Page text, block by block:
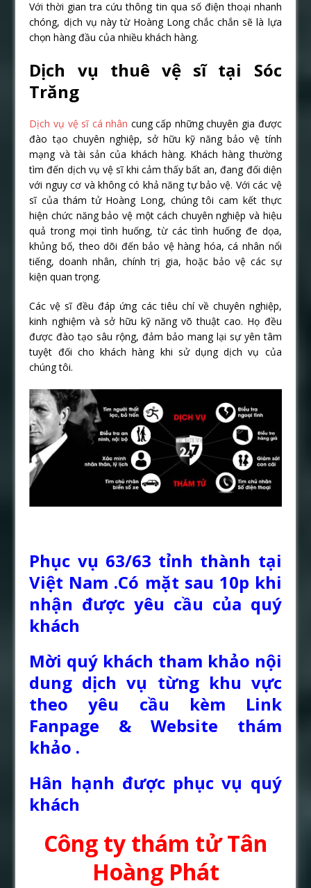
Với thời gian tra cứu thông tin qua số điện thoại nhanh
chóng, dịch vụ này từ Hoàng Long chắc chắn sẽ là lựa
chọn hàng đầu của nhiều khách hàng.
Dịch vụ thuê vệ sĩ tại Sóc
Trăng
Dịch vụ vệ sĩ cá nhân cung cấp những chuyên gia được
đào tạo chuyên nghiệp, sở hữu kỹ năng bảo vệ tính
mạng và tài sản của khách hàng. Khách hàng thường
tìm đến dịch vụ vệ sĩ khi cảm thấy bất an, đang đối diện
với nguy cơ và không có khả năng tự bảo vệ. Với các vệ
sĩ của thám tử Hoàng Long, chúng tôi cam kết thực
hiện chức năng bảo vệ một cách chuyên nghiệp và hiệu
quả trong mọi tình huống, từ các tình huống đe dọa,
khủng bố, theo dõi đến bảo vệ hàng hóa, cá nhân nổi
tiếng, doanh nhân, chính trị gia, hoặc bảo vệ các sự
kiện quan trọng.
Các vệ sĩ đều đáp ứng các tiêu chí về chuyên nghiệp,
kinh nghiệm và sở hữu kỹ năng võ thuật cao. Họ đều
được đào tạo sâu rộng, đảm bảo mang lại sự yên tâm
tuyệt đối cho khách hàng khi sử dụng dịch vụ của
chúng tôi.
Phục vụ 63/63 tỉnh thành tại
Việt Nam .Có mặt sau 10p khi
nhận được yêu cầu của quý
khách
Mời quý khách tham khảo nội
dung dịch vụ từng khu vực
theo yêu cầu kèm Link
Fanpage & Website thám
khảo .
Hân hạnh được phục vụ quý
khách
Công ty thám tử Tân
Hoàng Phát